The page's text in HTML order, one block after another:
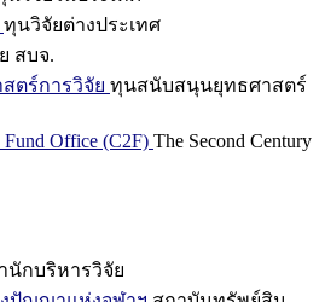
ทุนวิจัยต่างประเทศ
สบจ.
ตร์การวิจัย ทุนสนับสนุนยุทธศาสตร์
Fund Office (C2F) The Second Century
นักบริหารวิจัย